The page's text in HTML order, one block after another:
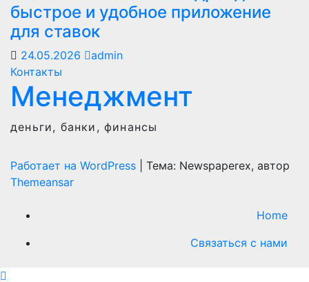
быстрое и удобное приложение
для ставок
24.05.2026
admin
Контакты
Менеджмент
деньги, банки, финансы
Работает на WordPress
Тема: Newspaperex, автор
Themeansar
Home
Связаться с нами